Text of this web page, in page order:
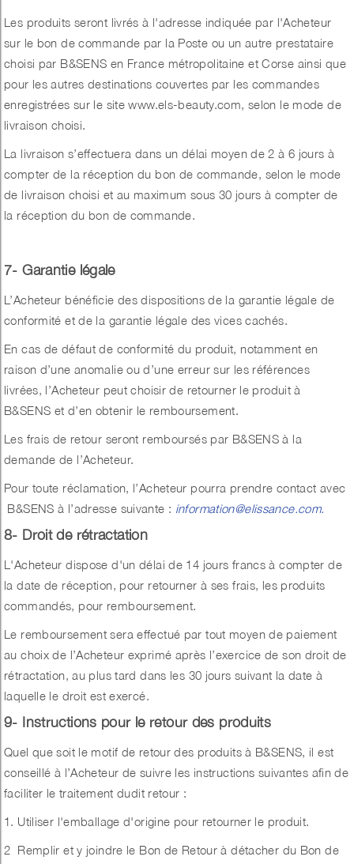
Les produits seront livrés à l'adresse indiquée par l'Acheteur
sur le bon de commande par la Poste ou un autre prestataire
choisi par B&SENS en France métropolitaine et Corse ainsi que
pour les autres destinations couvertes par les commandes
enregistrées sur le site www.els-beauty.com, selon le mode de
livraison choisi.
La livraison s’effectuera dans un délai moyen de 2 à 6 jours à
compter de la réception du bon de commande, selon le mode
de livraison choisi et au maximum sous 30 jours à compter de
la réception du bon de commande.
7- Garantie légale
L’Acheteur bénéficie des dispositions de la garantie légale de
conformité et de la garantie légale des vices cachés.
En cas de défaut de conformité du produit, notamment en
raison d’une anomalie ou d’une erreur sur les références
livrées, l’Acheteur peut choisir de retourner le produit à
B&SENS et d’en obtenir le remboursement.
Les frais de retour seront remboursés par B&SENS à la
demande de l’Acheteur.
Pour toute réclamation, l’Acheteur pourra prendre contact avec
B&SENS à l’adresse suivante : information@elissance.com.
8- Droit de rétractation
L'Acheteur dispose d'un délai de 14 jours francs à compter de
la date de réception, pour retourner à ses frais, les produits
commandés, pour remboursement.
Le remboursement sera effectué par tout moyen de paiement
au choix de l’Acheteur exprimé après l’exercice de son droit de
rétractation, au plus tard dans les 30 jours suivant la date à
laquelle le droit est exercé.
9- Instructions pour le retour des produits
Quel que soit le motif de retour des produits à B&SENS, il est
conseillé à l’Acheteur de suivre les instructions suivantes afin de
faciliter le traitement dudit retour :
1. Utiliser l'emballage d'origine pour retourner le produit.
2 Remplir et y joindre le Bon de Retour à détacher du Bon de